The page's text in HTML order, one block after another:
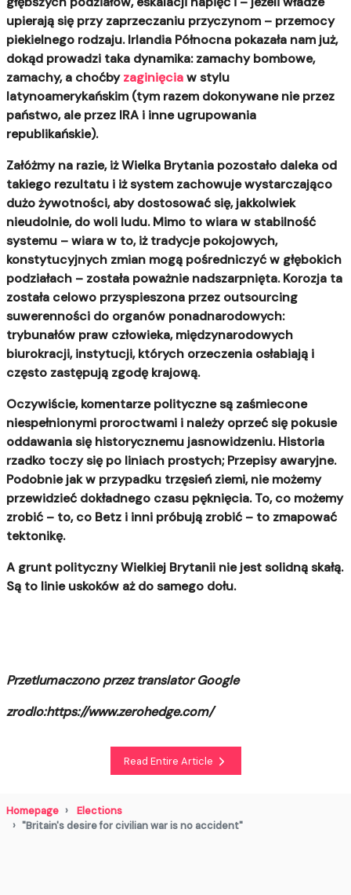
upierają się przy zaprzeczaniu przyczynom – przemocy
piekielnego rodzaju. Irlandia Północna pokazała nam już,
dokąd prowadzi taka dynamika: zamachy bombowe,
zamachy, a choćbyzaginięciaw stylu
latynoamerykańskim (tym razem dokonywane nie przez
państwo, ale przez IRA i inne ugrupowania
republikańskie).
Załóżmy na razie, iż Wielka Brytania pozostało daleka od
takiego rezultatu i iż system zachowuje wystarczająco
dużo żywotności, aby dostosować się, jakkolwiek
nieudolnie, do woli ludu. Mimo to wiara w stabilność
systemu – wiara w to, iż tradycje pokojowych,
konstytucyjnych zmian mogą pośredniczyć w głębokich
podziałach – została poważnie nadszarpnięta. Korozja ta
została celowo przyspieszona przez outsourcing
suwerenności do organów ponadnarodowych:
trybunałów praw człowieka, międzynarodowych
biurokracji, instytucji, których orzeczenia osłabiają i
często zastępują zgodę krajową.
Oczywiście, komentarze polityczne są zaśmiecone
niespełnionymi proroctwami i należy oprzeć się pokusie
oddawania się historycznemu jasnowidzeniu. Historia
rzadko toczy się po liniach prostych; Przepisy awaryjne.
Podobnie jak w przypadku trzęsień ziemi, nie możemy
przewidzieć dokładnego czasu pęknięcia. To, co możemy
zrobić – to, co Betz i inni próbują zrobić – to zmapować
tektonikę.
A grunt polityczny Wielkiej Brytanii nie jest solidną skałą.
Są to linie uskoków aż do samego dołu.
Przetlumaczono przez translator Google
zrodlo:https://www.zerohedge.com/
Read Entire Article
Homepage
Elections
"Britain's desire for civilian war is no accident"